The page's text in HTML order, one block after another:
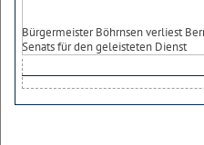
Bürgermeister Böhrnsen verliest
Senats für den geleisteten Dienst